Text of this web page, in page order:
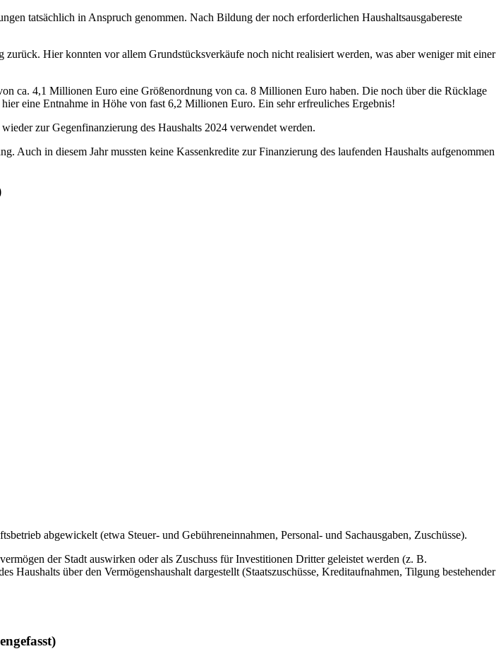
tatsächlich in Anspruch genommen. Nach Bildung der noch erforderlichen Haushaltsausgabereste
Hier konnten vor allem Grundstücksverkäufe noch nicht realisiert werden, was aber weniger mit einer
ca. 4,1 Millionen Euro eine Größenordnung von ca. 8 Millionen Euro haben. Die noch über die Rücklage
eine Entnahme in Höhe von fast 6,2 Millionen Euro. Ein sehr erfreuliches Ergebnis!
zur Gegenfinanzierung des Haushalts 2024 verwendet werden.
Auch in diesem Jahr mussten keine Kassenkredite zur Finanzierung des laufenden Haushalts aufgenommen
abgewickelt (etwa Steuer- und Gebühreneinnahmen, Personal- und Sachausgaben, Zuschüsse).
der Stadt auswirken oder als Zuschuss für Investitionen Dritter geleistet werden (z. B.
über den Vermögenshaushalt dargestellt (Staatszuschüsse, Kreditaufnahmen, Tilgung bestehender